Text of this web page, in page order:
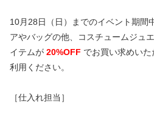
10月28日（日）までのイベント期間
アやバッグの他、コスチュームジュ
イテムが 20%OFF でお買い求めい
利用ください。
［仕入れ担当］